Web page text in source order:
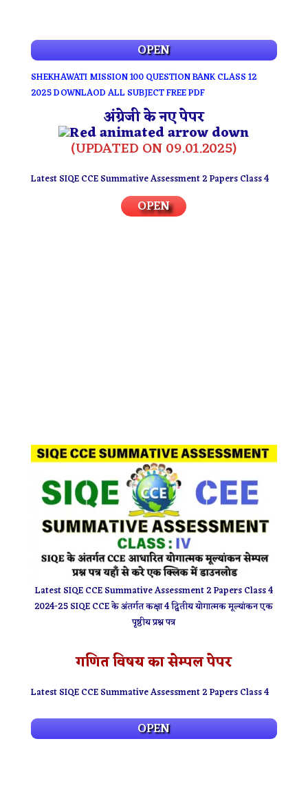
OPEN
SHEKHAWATI MISSION 100 QUESTION BANK CLASS 12
2025 DOWNLAOD ALL SUBJECT FREE PDF
अंग्रेजी के नए पेपर
(UPDATED ON 09.01.2025)
Latest SIQE CCE Summative Assessment 2 Papers Class 4
OPEN
Latest SIQE CCE Summative Assessment 2 Papers Class 4
2024-25 SIQE CCE के अंतर्गत कक्षा 4 द्वितीय योगात्मक मूल्यांकन एक
पृष्ठीय प्रश्न पत्र
गणित विषय का सेम्पल पेपर
Latest SIQE CCE Summative Assessment 2 Papers Class 4
OPEN